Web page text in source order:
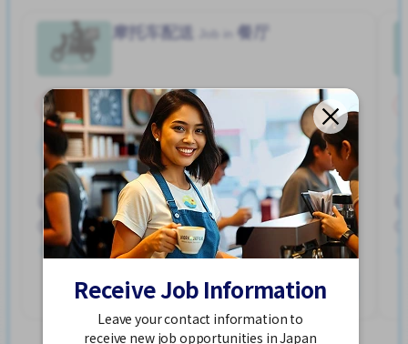
摩托车配送 餐厅
兼职
周末轮班 工作时间短 无经验要求 每周2-3天
ゼンギョウえき (かながわけん)
1,050 - 1,313/hour
发布 3 个月前
查看更多
Receive Job Information
Leave your contact information to
receive new job opportunities in Japan